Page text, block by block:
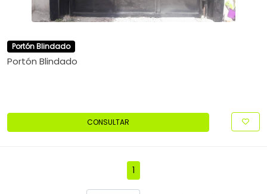
Portón Blindado
Portón Blindado
CONSULTAR
1